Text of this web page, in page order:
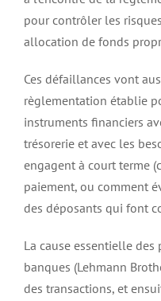
pour contrôler les
allocation de fonds
Ces défaillances vont
règlementation établie
instruments financiers
trésorerie et avec les
engagent à court terme
paiement, ou comment
des déposants qui font
La cause essentielle des
banques (Lehmann
des transactions, et